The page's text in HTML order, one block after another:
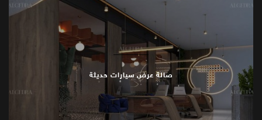
تابعنا على منصات التواصل
الاجتماعي للاطلاع على أحدث
الابتكارات في عالم التصميم.
الكيدرا هنا لتحويل رؤيتك إلى واقع ملموس وأنيق. صالة عرض سيارات حديثة